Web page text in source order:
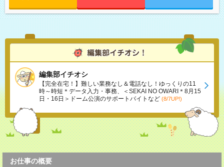
編集部イチオシ
【完全在宅！】難しい業務なし＆電話なし！ゆっくりの11
時～時短＊データ入力・事務、＜SEKAI NO OWARI＊8月15
日・16日＞ドーム公演のサポートバイトなど (8/7UP!)
お仕事の概要